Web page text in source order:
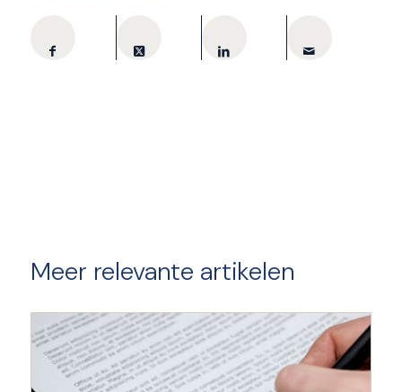
Meer relevante artikelen